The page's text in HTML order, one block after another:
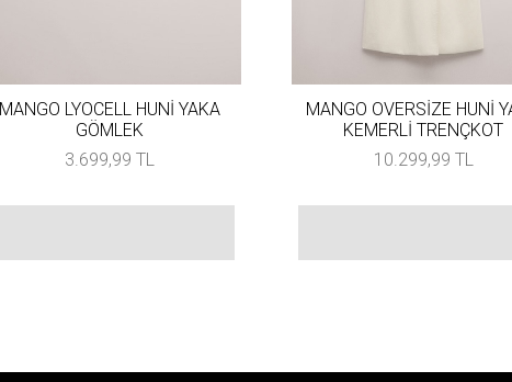
MANGO LYOCELL HUNİ YAKA
GÖMLEK
3.699,99 TL
MANGO OVERSİZE HUNİ
KEMERLİ TRENÇKOT
10.299,99 TL